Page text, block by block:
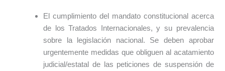
El cumplimiento del mandato constitucional acerca
de los Tratados Internacionales, y su prevalencia
sobre la legislación nacional. Se deben aprobar
urgentemente medidas que obliguen al acatamiento
judicial/estatal de las peticiones de suspensión de